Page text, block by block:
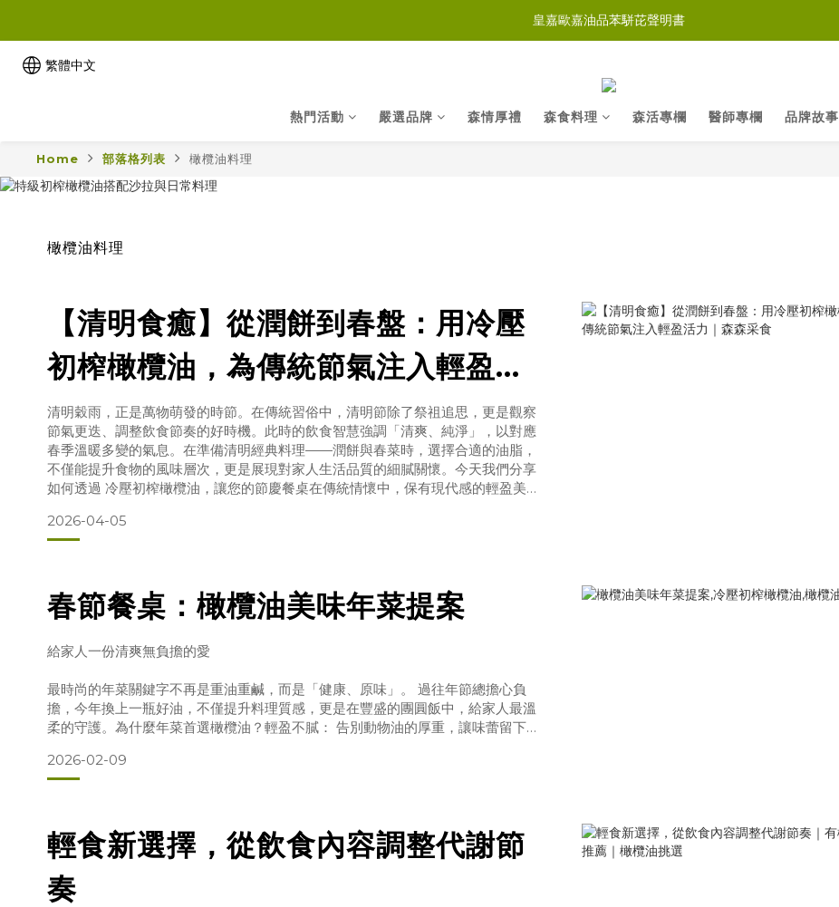
皇嘉歐嘉油品苯駢芘聲明書
繁體中文
熱門活動 嚴選品牌 森情厚禮 森食料理 森活專欄 醫師專欄 品牌故事
Home 部落格列表 橄欖油料理
橄欖油料理
【清明食癒】從潤餅到春盤：用冷壓
初榨橄欖油，為傳統節氣注入輕盈活
力
清明穀雨，正是萬物萌發的時節。在傳統習俗中，清明節除了祭祖追思，更是觀察
節氣更迭、調整飲食節奏的好時機。此時的飲食智慧強調「清爽、純淨」，以對應
春季溫暖多變的氣息。在準備清明經典料理——潤餅與春菜時，選擇合適的油脂，
不僅能提升食物的風味層次，更是展現對家人生活品質的細膩關懷。今天我們分享
如何透過 冷壓初榨橄欖油，讓您的節慶餐桌在傳統情懷中，保有現代感的輕盈美
最具代表性的食物，內餡豐富，涵蓋多種蔬菜與原型食材。傳統做法若使用飽
2026-04-05
春節餐桌：橄欖油美味年菜提案
給家人一份清爽無負擔的愛
最時尚的年菜關鍵字不再是重油重鹹，而是「健康、原味」。 過往年節總擔心負
擔，今年換上一瓶好油，不僅提升料理質感，更是在豐盛的團圓飯中，給家人最溫
柔的守護。為什麼年菜首選橄欖油？輕盈不膩： 告別動物油的厚重，讓味蕾留下
康加分： 高穩定度與豐富營養，是守護全家最體貼的心意。橄欖油重點年菜食
譜 【年年有餘】蒜香橄欖油清蒸魚亮點： 魚蒸熟後，捨棄豬油，改淋一圈冷壓初
2026-02-09
輕食新選擇，從飲食內容調整代謝節
奏